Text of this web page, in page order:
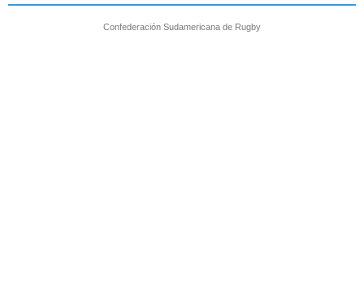
Castaño ...
Confederación Sudamericana de Rugby